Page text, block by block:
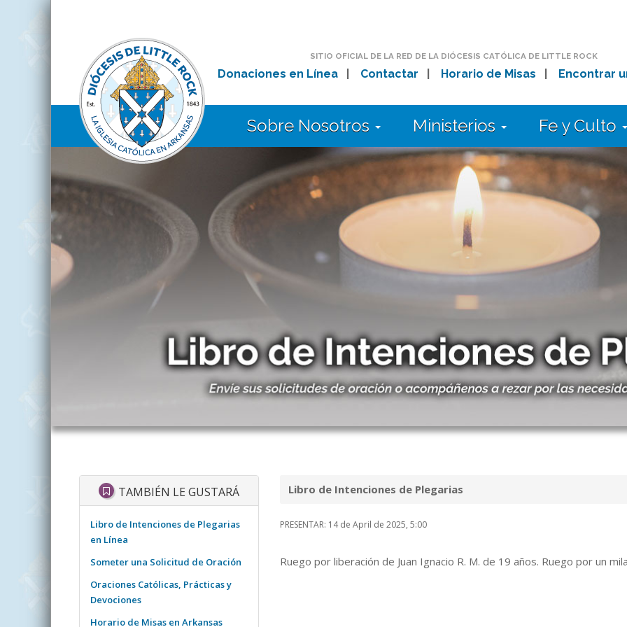
SITIO OFICIAL DE LA RED DE LA DIÓCESIS CATÓLICA DE LITTLE ROCK
Donaciones en Línea| Contactar Horario de Misas Encontrar
Sobre Nosotros Ministerios Fe y Culto
TAMBIÉN LE GUSTARÁ
Libro de Intenciones de Plegarias
en Línea
Someter una Solicitud de Oración
Oraciones Católicas, Prácticas y
Devociones
Horario de Misas en Arkansas
Libro de Intenciones de Plegarias
PRESENTAR: 14 de April de 2025, 5:00
Ruego por liberación de Juan Ignacio R. M. de 19 años. Ruego por un